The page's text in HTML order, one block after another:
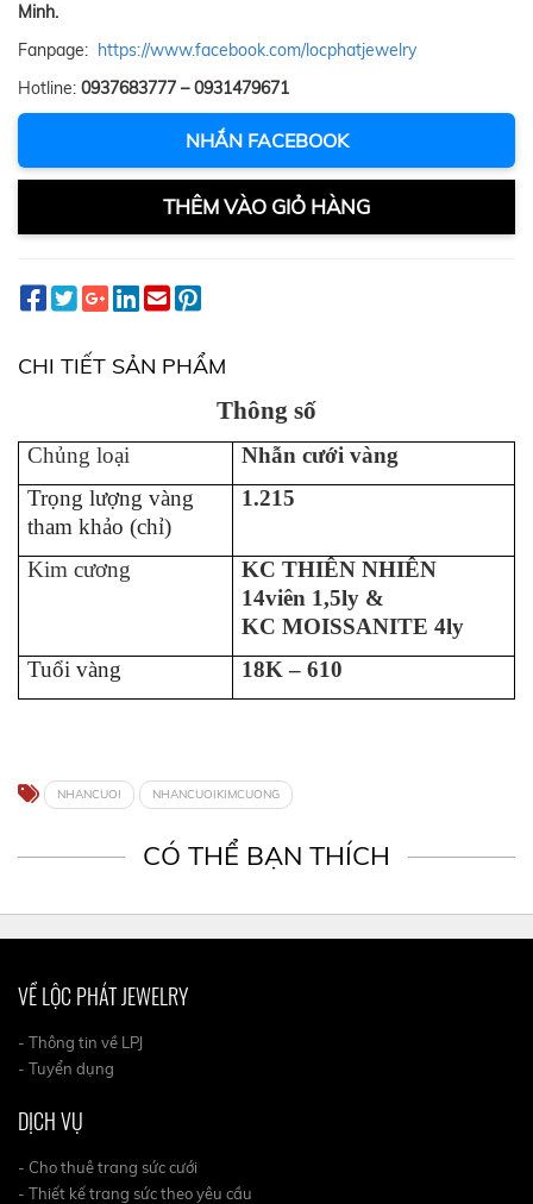
Minh.
Fanpage: https://www.facebook.com/locphatjewelry
Hotline: 0937683777 – 0931479671
NHẮN FACEBOOK
THÊM VÀO GIỎ HÀNG
CHI TIẾT SẢN PHẨM
Thông số
Chủng loại
Nhẫn cưới vàng
Trọng lượng vàng
tham khảo (chỉ)
1.215
Kim cương
KC THIÊN NHIÊN
14viên 1,5ly &
KC MOISSANITE 4ly
Tuổi vàng
18K – 610
NHANCUOI NHANCUOIKIMCUONG
CÓ THỂ BẠN THÍCH
VỀ LỘC PHÁT JEWELRY
- Thông tin về LPJ
- Tuyển dụng
DỊCH VỤ
- Cho thuê trang sức cưới
- Thiết kế trang sức theo yêu cầu